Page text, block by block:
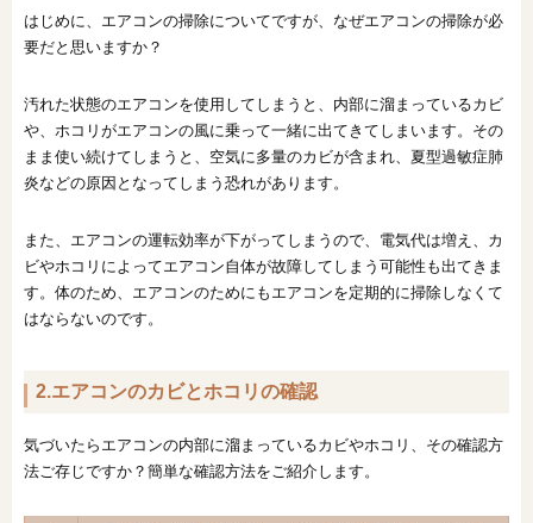
はじめに、エアコンの掃除についてですが、なぜエアコンの掃除が必
要だと思いますか？
汚れた状態のエアコンを使用してしまうと、内部に溜まっているカビ
や、ホコリがエアコンの風に乗って一緒に出てきてしまいます。その
まま使い続けてしまうと、空気に多量のカビが含まれ、夏型過敏症肺
炎などの原因となってしまう恐れがあります。
また、エアコンの運転効率が下がってしまうので、電気代は増え、カ
ビやホコリによってエアコン自体が故障してしまう可能性も出てきま
す。体のため、エアコンのためにもエアコンを定期的に掃除しなくて
はならないのです。
2.エアコンのカビとホコリの確認
気づいたらエアコンの内部に溜まっているカビやホコリ、その確認方
法ご存じですか？簡単な確認方法をご紹介します。